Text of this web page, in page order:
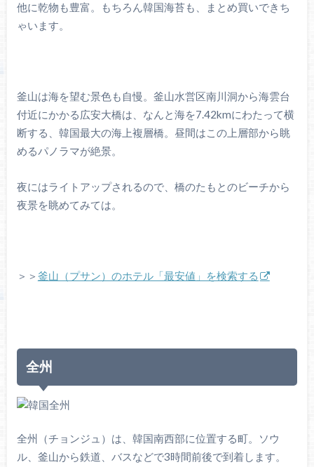
他に乾物も豊富。もちろん韓国海苔も、まとめ買いできち
ゃいます。
釜山は海を望む景色も自慢。釜山水営区南川洞から海雲台
付近にかかる広安大橋は、なんと海を7.42kmにわたって横
断する、韓国最大の海上複層橋。昼間はこの上層部から眺
めるパノラマが絶景。
夜にはライトアップされるので、橋のたもとのビーチから
夜景を眺めてみては。
＞＞ 釜山（プサン）のホテル「最安値」を検索する
全州
全州（チョンジュ）は、韓国南西部に位置する町。ソウ
ル、釜山から鉄道、バスなどで3時間前後で到着します。